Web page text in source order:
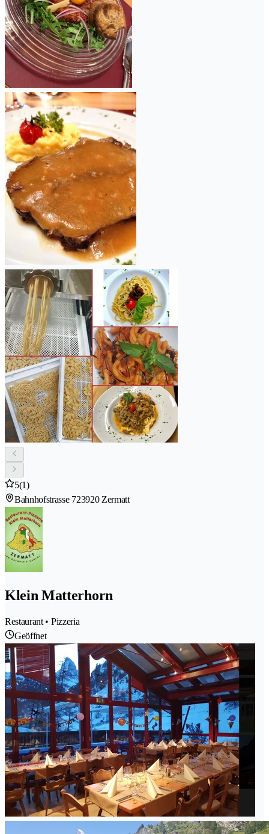
5(1)
Bahnhofstrasse 723920 Zermatt
Klein Matterhorn
Restaurant • Pizzeria
Geöffnet